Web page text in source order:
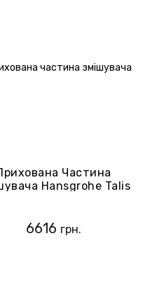
Частина
Hansgrohe Talis
6616 грн.